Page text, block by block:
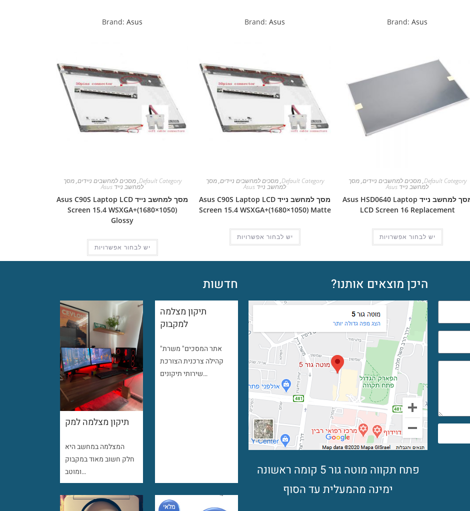
Brand: Asus
Default Category
,מסכים למחשבים ניידים,מסך
למחשב נייד Asus
מסך למחשב נייד Asus HSD0640 Laptop
LCD Screen 16 Replacement
יש לבחור אפשרויות
Brand: Asus
Default Category
,מסכים למחשבים ניידים,מסך
למחשב נייד Asus
מסך למחשב נייד Asus C90S Laptop LCD
Screen 15.4 WSXGA+(1680×1050) Matte
יש לבחור אפשרויות
Brand: Asus
Default Category
,מסכים למחשבים ניידים,מסך
למחשב נייד Asus
מסך למחשב נייד Asus C90S Laptop LCD
Screen 15.4 WSXGA+(1680×1050)
Glossy
יש לבחור אפשרויות
היכן מוצאים אותנו?
פתח תקווה מוטה גור 5 קומה ראשונה
ימינה מהמעלית עד הסוף
חדשות
תיקון מצלמה למק
המצלמה במחשב היא
חלק חשוב מאוד במקבוק
ומוטב…
תיקון מצלמה
למקבוק
"אתר המסכים" משרת
קהילה צרכנית הצורכת
שירותי תיקונים…